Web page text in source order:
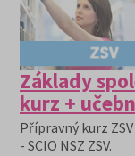
Základy
kurz +
Přípravný kurz
- SCIO NSZ ZSV.